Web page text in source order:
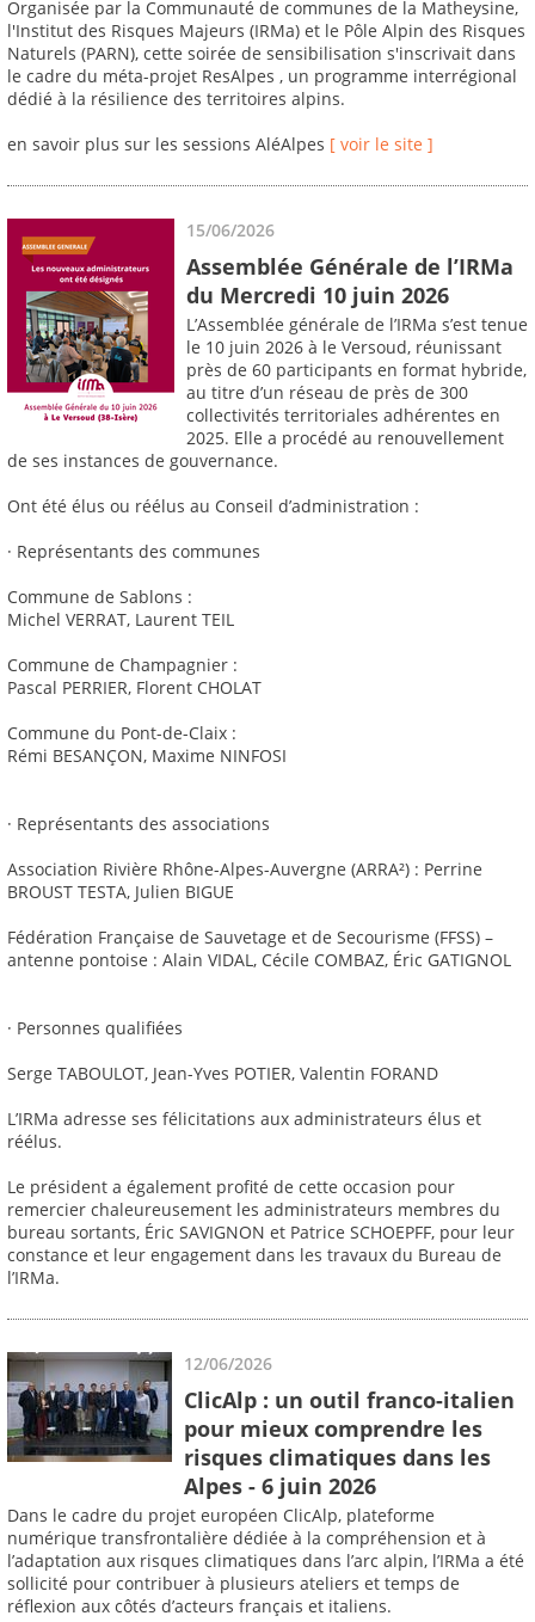
Organisée par la Communauté de communes de la Matheysine,
l'Institut des Risques Majeurs (IRMa) et le Pôle Alpin des Risques
Naturels (PARN), cette soirée de sensibilisation s'inscrivait dans
le cadre du méta-projet ResAlpes , un programme interrégional
dédié à la résilience des territoires alpins.
en savoir plus sur les sessions AléAlpes [ voir le site ]
15/06/2026
Assemblée Générale de l’IRMa
du Mercredi 10 juin 2026
L’Assemblée générale de l’IRMa s’est tenue
le 10 juin 2026 à le Versoud, réunissant
près de 60 participants en format hybride,
au titre d’un réseau de près de 300
collectivités territoriales adhérentes en
2025. Elle a procédé au renouvellement
de ses instances de gouvernance.
Ont été élus ou réélus au Conseil d’administration :
· Représentants des communes
Commune de Sablons :
Michel VERRAT, Laurent TEIL
Commune de Champagnier :
Pascal PERRIER, Florent CHOLAT
Commune du Pont-de-Claix :
Rémi BESANÇON, Maxime NINFOSI
· Représentants des associations
Association Rivière Rhône-Alpes-Auvergne (ARRA²) : Perrine
BROUST TESTA, Julien BIGUE
Fédération Française de Sauvetage et de Secourisme (FFSS) –
antenne pontoise : Alain VIDAL, Cécile COMBAZ, Éric GATIGNOL
· Personnes qualifiées
Serge TABOULOT, Jean-Yves POTIER, Valentin FORAND
L’IRMa adresse ses félicitations aux administrateurs élus et
réélus.
Le président a également profité de cette occasion pour
remercier chaleureusement les administrateurs membres du
bureau sortants, Éric SAVIGNON et Patrice SCHOEPFF, pour leur
constance et leur engagement dans les travaux du Bureau de
l’IRMa.
12/06/2026
ClicAlp : un outil franco-italien
pour mieux comprendre les
risques climatiques dans les
Alpes - 6 juin 2026
Dans le cadre du projet européen ClicAlp, plateforme
numérique transfrontalière dédiée à la compréhension et à
l’adaptation aux risques climatiques dans l’arc alpin, l’IRMa a été
sollicité pour contribuer à plusieurs ateliers et temps de
réflexion aux côtés d’acteurs français et italiens.